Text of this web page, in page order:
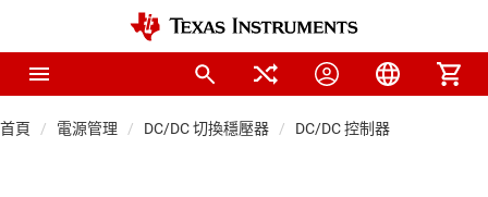
首頁 電源管理 DC/DC 切換穩壓器 DC/DC 控制器